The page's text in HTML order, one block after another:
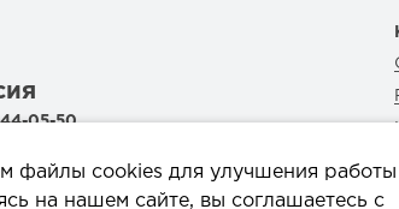
05-50
50 54
00 44
файлы cookies для улучшения работы
на нашем сайте, вы соглашаетесь с